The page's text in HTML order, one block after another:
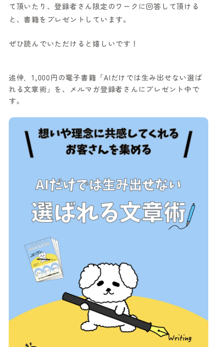
て頂いたり、登録者さん限定のワークに回答して頂ける
と、書籍をプレゼントしています。
ぜひ読んでいただけると嬉しいです！
追伸．1,000円の電子書籍「AIだけでは生み出せない選ば
れる文章術」を、メルマガ登録者さんにプレゼント中で
す。